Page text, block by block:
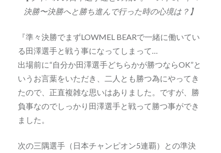
決勝〜決勝へと勝ち進んで行った時の心境は？】
『準々決勝でまずLOWMEL BEARで一緒に働いてい
る田澤選手と戦う事になってしまって…
出場前に“自分か田澤選手どちらかが勝つならOK”と
いうお言葉をいただき、二人とも勝つ為にやってき
たので、正直複雑な思いはありました。ですが、勝
負事なのでしっかり田澤選手と戦って勝つ事ができ
ました。
次の三隅選手（日本チャンピオン5連覇）との準決